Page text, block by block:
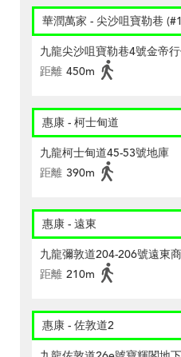
華潤萬家 - 尖沙咀寶勒巷
九龍尖沙咀寶勒巷4號金帝
距離 450m
惠康 - 柯士甸道
九龍柯士甸道45-53號地庫
距離 390m
惠康 - 遠東
九龍彌敦道204-206號遠東
距離 210m
惠康 - 佐敦道2